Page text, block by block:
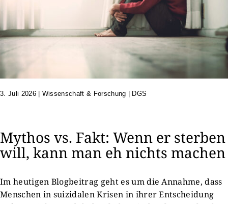
3. Juli 2026| Wissenschaft & Forschung | DGS
Mythos vs. Fakt: Wenn er sterben
will, kann man eh nichts machen
Im heutigen Blogbeitrag geht es um die Annahme, dass
Menschen in suizidalen Krisen in ihrer Entscheidung